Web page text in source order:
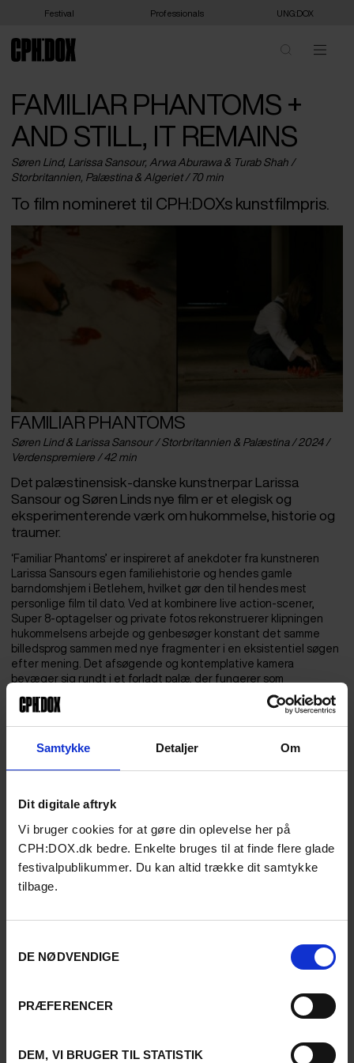
Samtykke Detaljer Om
Dit digitale aftryk
Vi bruger cookies for at gøre din oplevelse her på
CPH:DOX.dk bedre. Enkelte bruges til at finde flere glade
festivalpublikummer. Du kan altid trække dit samtykke
tilbage.
DE NØDVENDIGE
PRÆFERENCER
DEM, VI BRUGER TIL STATISTIK
Festival Professionals UNG:DOX
FAMILIAR PHANTOMS +
AND STILL, IT REMAINS
Søren Lind, Larissa Sansour, Arwa Aburawa & Turab Shah /
Storbritannien, Palæstina& Algeriet/ 70 min
To film nomineret til CPH:DOXs kunstfilmpris.
FAMILIAR PHANTOMS
Søren Lind & Larissa Sansour / Storbritannien & Palæstina / 2024 /
Verdenspremiere / 42 min
Det palæstinensisk-danske kunstnerpar Larissa
Sansour og Søren Linds nye film er et elegisk og
eksperimenterende værk om hukommelse, historie og
traumer.
‘Familiar Phantoms’ er inspireret af anekdoter fra kunstneren
Larissa Sansours egen familiehistorie og hendes gamle
barndomshjem i Betlehem, hvilket gør den til hendes mest
personlige film til dato. Ved at kombinere live action-scener,
Super 8-optagelser og private fotos rekonstruerer klipningen
hukommelsens arbejde og genbesøger konstant det samme
billedsprog sammen med nye fragmenter i en eksistentiel søgen
efter mening. Det afsøgende og kontemplative kamera
bevæger sig rundt i et forladt palæ, der fungerer som
erindringens sæde. I værelserne afspilles vignetter, der tilføjer
værket en teatralsk dimension, ligesom hukommelsen hele tiden
omarbejder, forstærker, tilføjer og trækker fra.
Arwa Aburawa & Turab Shah / Algeriet & Storbritannien / 2024 /
eftervirkningerne af de franske
En stærk meditation over eftervirkningerne af de franske